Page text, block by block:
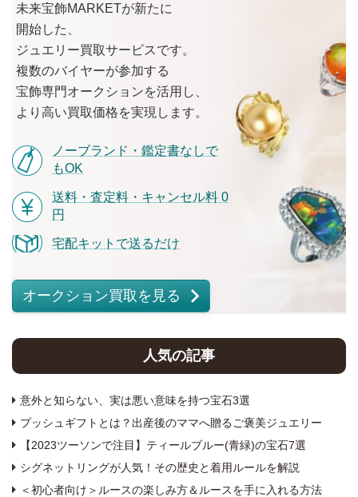
未来宝飾MARKETが新たに
開始した、
ジュエリー買取サービスです。
複数のバイヤーが参加する
宝飾専門オークションを活用し、
より 高い買取価格を実現します。
ノーブランド・鑑定書なしで
もOK
送料・査定料・キャンセル料 0
円
宅配キットで送るだけ
オークション買取を見る
人気の記事
意外と知らない、実は悪い意味を持つ宝石3選
プッシュギフトとは？出産後のママへ贈るご褒美ジュエリー
【2023ツーソンで注目】ティールブルー(青緑)の宝石7選
シグネットリングが人気！その歴史と着用ルールを解説
＜初心者向け＞ルースの楽しみ方＆ルースを手に入れる方法